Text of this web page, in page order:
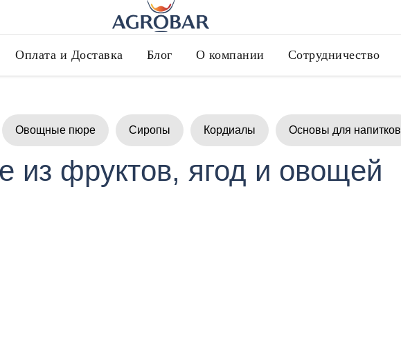
Оплата и Доставка Блог О компании Сотрудничество
Овощные пюре Сиропы Кордиалы Основы для напитков
из фруктов, ягод и овощей